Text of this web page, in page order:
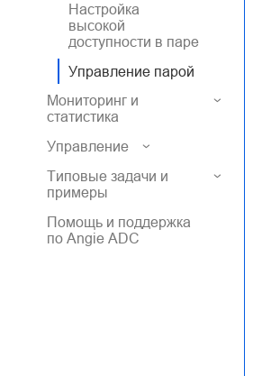
Настройка
высокой
доступности в паре
Управление парой
Мониторинг и
статистика
Управление
Типовые задачи и
примеры
Помощь и поддержка
по Angie ADC